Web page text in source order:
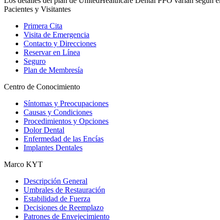
Pacientes y Visitantes
Primera Cita
Visita de Emergencia
Contacto y Direcciones
Reservar en Línea
Seguro
Plan de Membresía
Centro de Conocimiento
Síntomas y Preocupaciones
Causas y Condiciones
Procedimientos y Opciones
Dolor Dental
Enfermedad de las Encías
Implantes Dentales
Marco KYT
Descripción General
Umbrales de Restauración
Estabilidad de Fuerza
Decisiones de Reemplazo
Patrones de Envejecimiento